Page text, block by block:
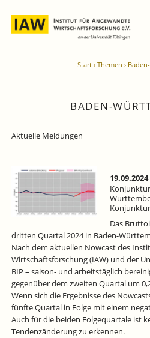
Start Themen
BADEN-
Aktuelle Meldungen
19.09.2024
Das
dritten Quartal 2024 in Baden-
Nach dem aktuellen Nowcast des
Wirtschaftsforschung (IAW) und der
BIP – saison- und arbeitstäglich
gegenüber dem zweiten Quartal um
Wenn sich die Ergebnisse des
fünfte Quartal in Folge mit einem
Auch für die beiden Folgequartale ist
Tendenzänderung zu erkennen.